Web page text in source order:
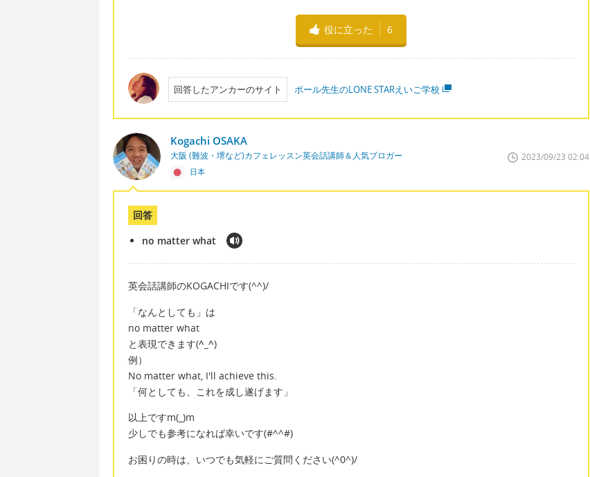
役に立った 6
回答したアンカーのサイト ポール先生のLONE STARえいご学校
Kogachi OSAKA
大阪 (難波・堺など)カフェレッスン英会話講師＆人気ブロガー
日本
2023/09/23 02:04
回答
no matter what
英会話講師のKOGACHIです(^^)/
「なんとしても」は
no matter what
と表現できます(^_^)
例）
No matter what, I'll achieve this.
「何としても、これを成し遂げます」
以上ですm(_)m
少しでも参考になれば幸いです(#^^#)
お困りの時は、いつでも気軽にご質問ください(^0^)/